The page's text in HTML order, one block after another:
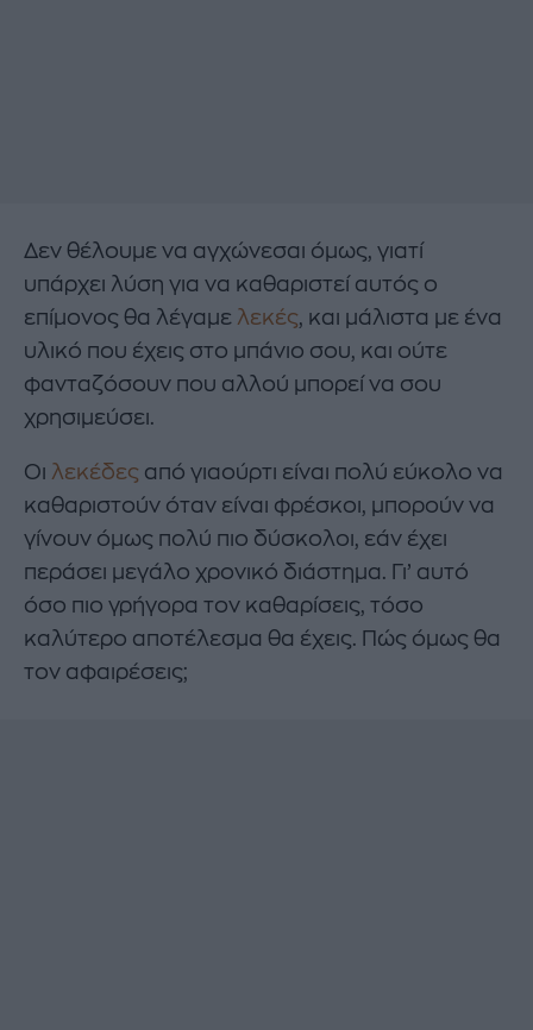
Δεν θέλουμε να αγχώνεσαι όμως, γιατί
υπάρχει λύση για να καθαριστεί αυτός ο
επίμονος θα λέγαμε λεκές, και μάλιστα με ένα
υλικό που έχεις στο μπάνιο σου, και ούτε
φανταζόσουν που αλλού μπορεί να σου
χρησιμεύσει.
Οι λεκέδες από γιαούρτι είναι πολύ εύκολο να
καθαριστούν όταν είναι φρέσκοι, μπορούν να
γίνουν όμως πολύ πιο δύσκολοι, εάν έχει
περάσει μεγάλο χρονικό διάστημα. Γι’ αυτό
όσο πιο γρήγορα τον καθαρίσεις, τόσο
καλύτερο αποτέλεσμα θα έχεις. Πώς όμως θα
τον αφαιρέσεις;